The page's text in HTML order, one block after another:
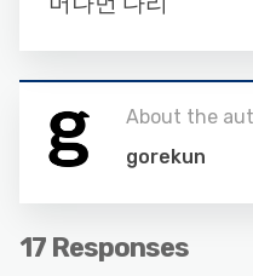
About the
gorekun
17 Responses